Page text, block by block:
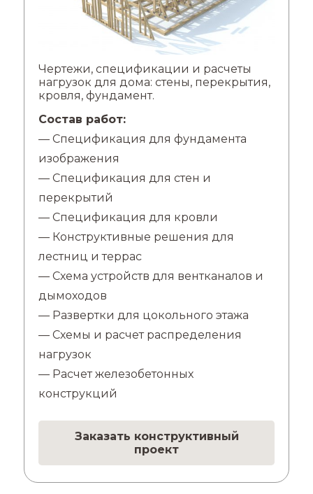
Чертежи, спецификации и расчеты
нагрузок для дома: стены, перекрытия,
кровля, фундамент.
Состав работ:
— Спецификация для фундамента
изображения
— Спецификация для стен и
перекрытий
— Спецификация для кровли
— Конструктивные решения для
лестниц и террас
— Схема устройств для вентканалов и
дымоходов
— Развертки для цокольного этажа
— Схемы и расчет распределения
нагрузок
— Расчет железобетонных
конструкций
Заказать конструктивный
проект